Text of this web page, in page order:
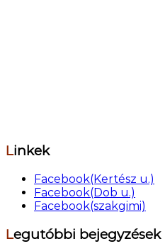
Linkek
Facebook(Kertész u.)
Facebook(Dob u.)
Facebook(szakgimi)
Legutóbbi bejegyzések